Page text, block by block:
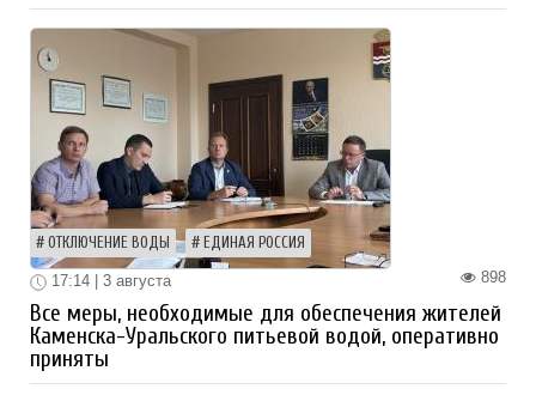
ОТКЛЮЧЕНИЕ ВОДЫ ЕДИНАЯ РОССИЯ
898
17:14 | 3 августа
Все меры, необходимые для обеспечения жителей
Каменска-Уральского питьевой водой, оперативно
приняты